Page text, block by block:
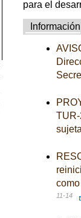
para el
Información
11-14